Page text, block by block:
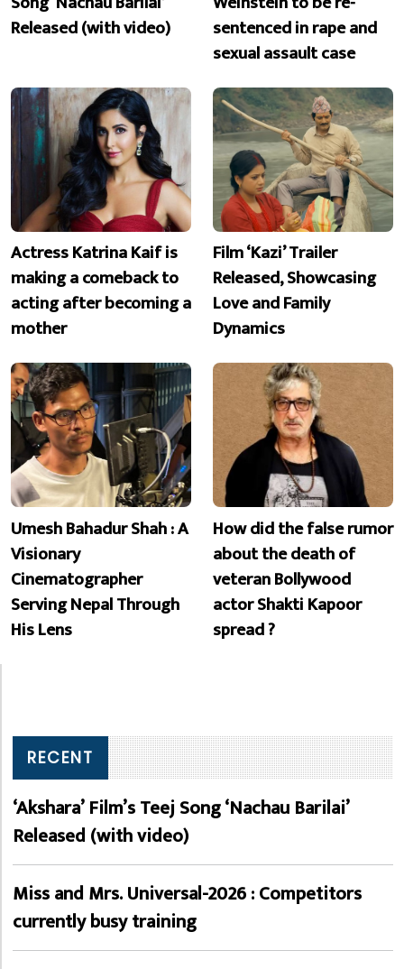
Released (with video)
sentenced in rape and
sexual assault case
Actress Katrina Kaif is
making a comeback to
acting after becoming a
mother
Film ‘Kazi’ Trailer
Released, Showcasing
Love and Family
Dynamics
Umesh Bahadur Shah : A
Visionary
Cinematographer
Serving Nepal Through
His Lens
How did the false rumor
about the death of
veteran Bollywood
actor Shakti Kapoor
spread ?
RECENT
‘Akshara’ Film’s Teej Song ‘Nachau Barilai’
Released (with video)
Miss and Mrs. Universal-2026 : Competitors
currently busy training